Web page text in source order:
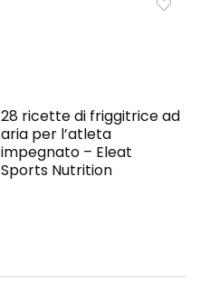
28 ricette di friggitrice ad
aria per l’atleta
impegnato – Eleat
Sports Nutrition